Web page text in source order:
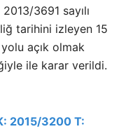
3691 sayılı
tarihini izleyen 15
açık olmak
ile karar verildi.
2015/3200 T: